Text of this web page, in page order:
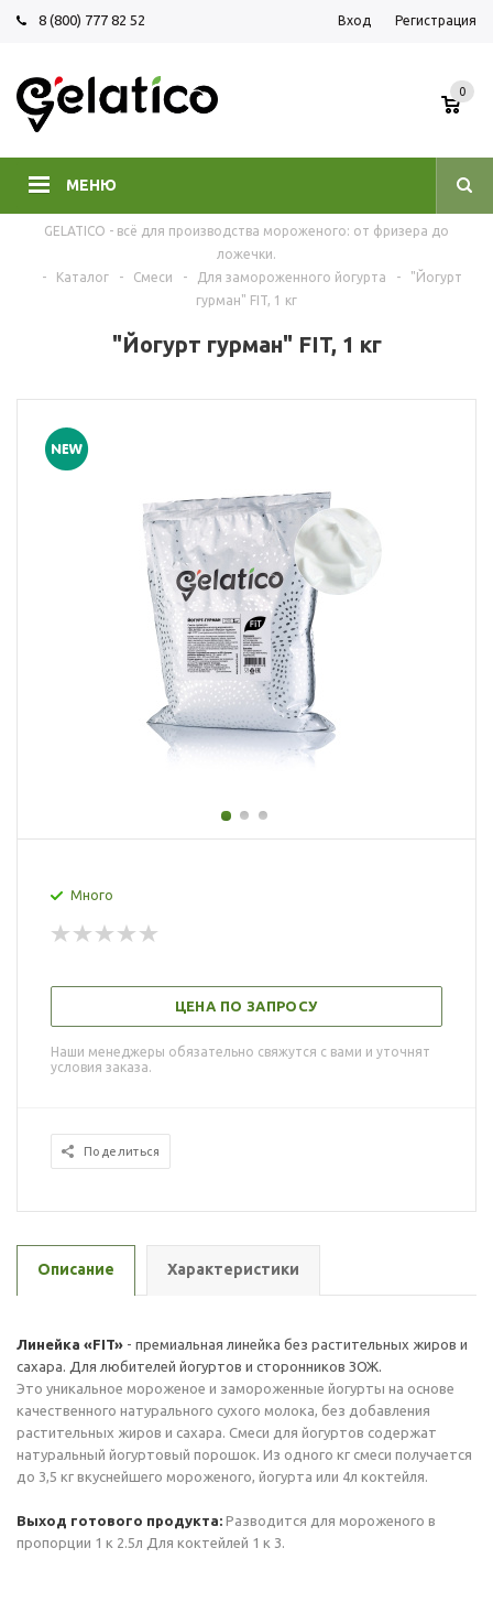
8 (800) 777 82 52 Вход Регистрация
МЕНЮ
0
GELATICO - всё для производства мороженого: от фризера до
ложечки.
-
Каталог - Смеси - Для замороженного йогурта -
"Йогурт
гурман" FIT, 1 кг
"Йогурт гурман" FIT, 1 кг
Много
ЦЕНА ПО ЗАПРОСУ
Наши менеджеры обязательно свяжутся с вами и уточнят
условия заказа.
Поделиться
Описание Характеристики
Линейка «FIT» - премиальная линейка без растительных жиров и
сахара. Для любителей йогуртов и сторонников ЗОЖ.
Это уникальное мороженое и замороженные йогурты на основе
качественного натурального сухого молока, без добавления
растительных жиров и сахара. Смеси для йогуртов содержат
натуральный йогуртовый порошок. Из одного кг смеси получается
до 3,5 кг вкуснейшего мороженого, йогурта или 4л коктейля.
Выход готового продукта: Разводится для мороженого в
пропорции 1 к 2.5л Для коктейлей 1 к 3.